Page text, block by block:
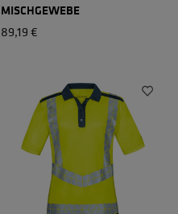
MISCHGEWEBE
89,19 €